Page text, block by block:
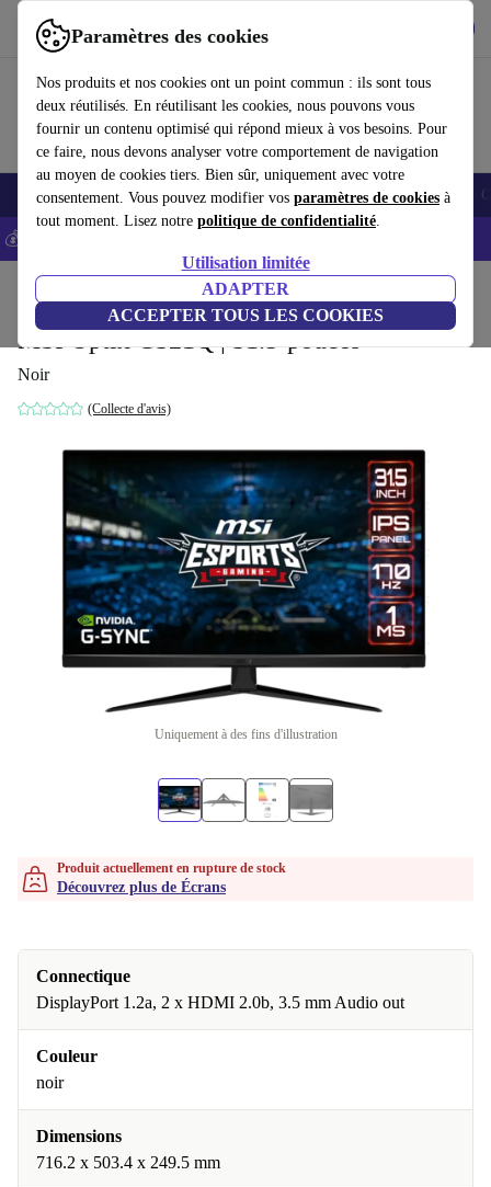
Paramètres des cookies
Nos produits et nos cookies ont un point commun : ils sont tous
deux réutilisés. En réutilisant les cookies, nous pouvons vous
fournir un contenu optimisé qui répond mieux à vos besoins. Pour
ce faire, nous devons analyser votre comportement de navigation
au moyen de cookies tiers. Bien sûr, uniquement avec votre
consentement. Vous pouvez modifier vos paramètres de cookies à
tout moment. Lisez notre politique de confidentialité.
Utilisation limitée
ADAPTER
ACCEPTER TOUS LES COOKIES
Utilisez refurbed rapidement et facilement
Smartphones Laptops Tablettes Montres connectées Accessoires
💰-5% EXTRA sur les iPhones – Code: IPHONEDEAL -
MSI Optix G321Q | 31.5-pouces
Noir
(Collecte d'avis)
Uniquement à des fins d'illustration
Produit actuellement en rupture de stock
Découvrez plus de Écrans
Connectique
DisplayPort 1.2a, 2 x HDMI 2.0b, 3.5 mm Audio out
Couleur
noir
Dimensions
716.2 x 503.4 x 249.5 mm